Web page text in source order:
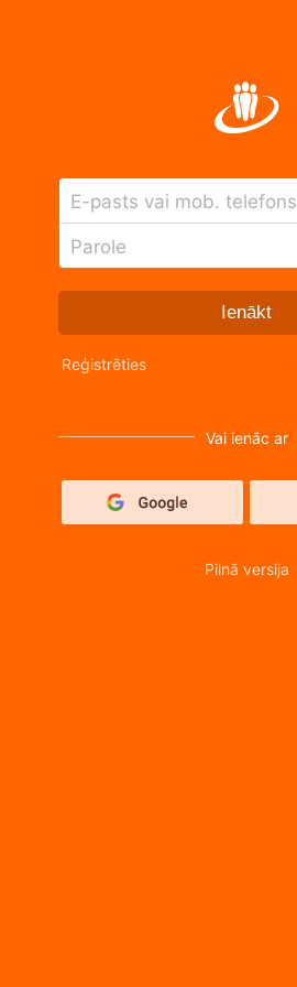
E-pasts vai mob. telefons
Parole
Ienākt
Reģistrēties
Vai ienāc ar
Pilnā versija